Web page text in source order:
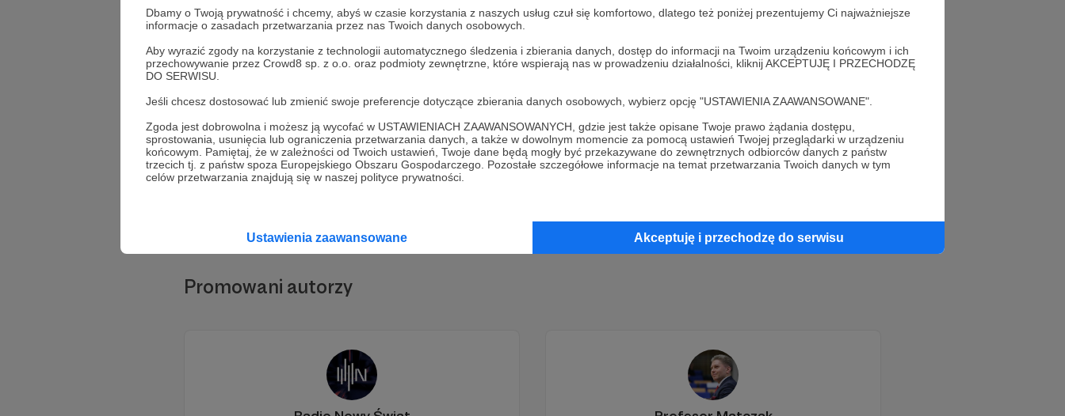
Dbamy o Twoją prywatność i chcemy, abyś w czasie korzystania z naszych usług czuł się komfortowo, dlatego też poniżej prezentujemy Ci najważniejsze
informacje o zasadach przetwarzania przez nas Twoich danych osobowych.
Aby wyrazić zgody na korzystanie z technologii automatycznego śledzenia i zbierania danych, dostęp do informacji na Twoim urządzeniu końcowym i ich
przechowywanie przez Crowd8 sp. z o.o. oraz podmioty zewnętrzne, które wspierają nas w prowadzeniu działalności, kliknij AKCEPTUJĘ I PRZECHODZĘ
DO SERWISU.
Jeśli chcesz dostosować lub zmienić swoje preferencje dotyczące zbierania danych osobowych, wybierz opcję "USTAWIENIA ZAAWANSOWANE".
Zgoda jest dobrowolna i możesz ją wycofać w USTAWIENIACH ZAAWANSOWANYCH, gdzie jest także opisane Twoje prawo żądania dostępu,
sprostowania, usunięcia lub ograniczenia przetwarzania danych, a także w dowolnym momencie za pomocą ustawień Twojej przeglądarki w urządzeniu
końcowym. Pamiętaj, że w zależności od Twoich ustawień, Twoje dane będą mogły być przekazywane do zewnętrznych odbiorców danych z państw
trzecich tj. z państw spoza Europejskiego Obszaru Gospodarczego. Pozostałe szczegółowe informacje na temat przetwarzania Twoich danych w tym
celów przetwarzania znajdują się w naszej polityce prywatności.
Ustawienia zaawansowane Akceptuję i przechodzę do serwisu
Wesprzyj działalność AutoraMarcin Ogdowskijuż teraz!
Zostań Patronem
Promowani autorzy